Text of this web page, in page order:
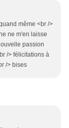
même <br />
ne m'en laisse
passion
/> félicitations à
/> bises